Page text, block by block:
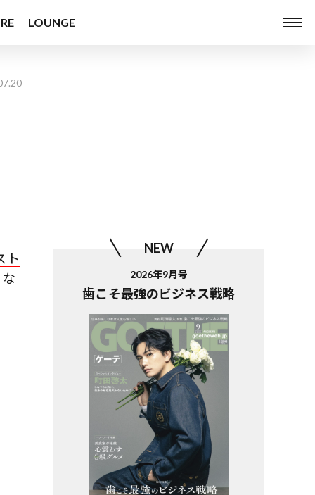
LOUNGE
ト
NEW
2026年9月号
歯こそ最強のビジネス戦略